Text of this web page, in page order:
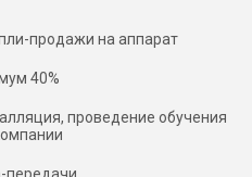
продажи на аппарат
40%
проведение обучения